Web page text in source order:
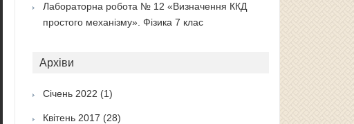
Лабораторна робота № 12 «Визначення ККД
простого механізму». Фізика 7 клас
Архіви
Січень 2022 (1)
Квітень 2017 (28)